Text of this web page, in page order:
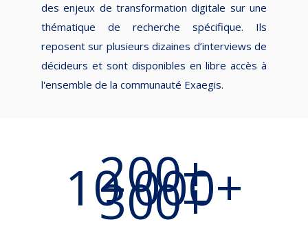
des enjeux de transformation digitale sur une
thématique de recherche spécifique. Ils
reposent sur plusieurs dizaines d’interviews de
décideurs et sont disponibles en libre accès à
l'ensemble de la communauté Exaegis.
200+
10 000+
300+